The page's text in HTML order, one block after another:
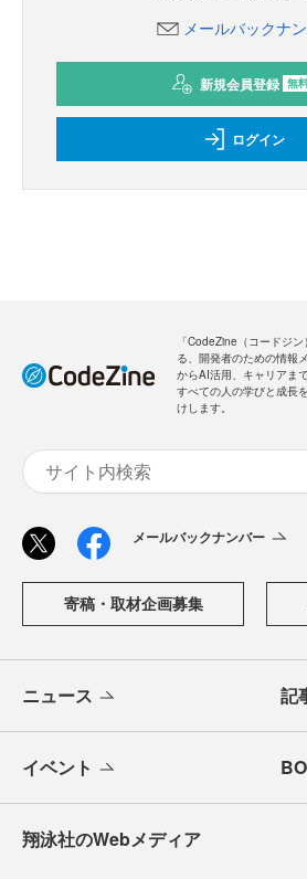
メールバックナ
新規会員登録 無
ログイン
「CodeZine（コードジ
る、開発者のための情報
からAI活用、キャリアま
すべての人の学びと成長
けします。
メールバックナンバー
寄稿・取材企画募集
ニュース 記
イベント
翔泳社のWebメディア